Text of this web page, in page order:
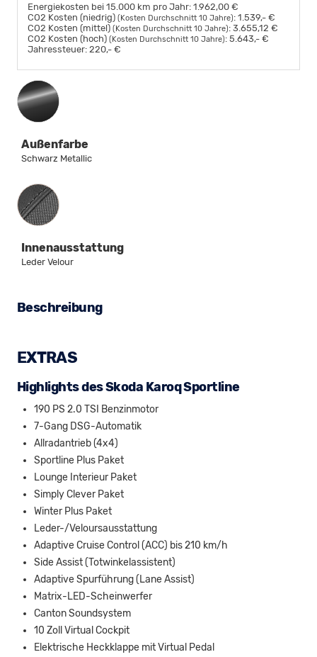
Energiekosten bei 15.000 km pro Jahr: 1.962,00 €
CO2 Kosten (niedrig) (Kosten Durchschnitt 10 Jahre): 1.539,- €
CO2 Kosten (mittel) (Kosten Durchschnitt 10 Jahre): 3.655,12 €
CO2 Kosten (hoch) (Kosten Durchschnitt 10 Jahre): 5.643,- €
Jahressteuer: 220,- €
Außenfarbe
Schwarz Metallic
Innenausstattung
Innenausstattung
Leder Velour
Beschreibung
EXTRAS
Highlights des Skoda Karoq Sportline
190 PS 2.0 TSI Benzinmotor
7-Gang DSG-Automatik
Allradantrieb (4x4)
Sportline Plus Paket
Lounge Interieur Paket
Simply Clever Paket
Winter Plus Paket
Leder-/Veloursausstattung
Adaptive Cruise Control (ACC) bis 210 km/h
Side Assist (Totwinkelassistent)
Adaptive Spurführung (Lane Assist)
Matrix-LED-Scheinwerfer
Canton Soundsystem
10 Zoll Virtual Cockpit
Elektrische Heckklappe mit Virtual Pedal